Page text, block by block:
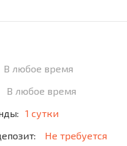
В любое время
В любое время
1 сутки
Не требуется